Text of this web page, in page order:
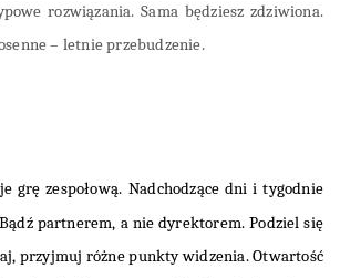
rozwiązania. Sama będziesz zdziwiona.
– letnie przebudzenie.
grę zespołową. Nadchodzące dni i tygodnie
partnerem, a nie dyrektorem. Podziel się
przyjmuj różne punkty widzenia. Otwartość